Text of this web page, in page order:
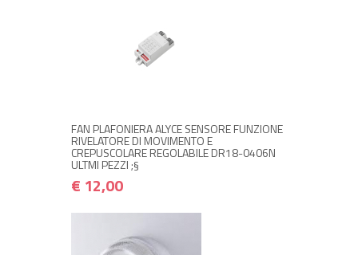
FAN PLAFONIERA ALYCE SENSORE FUNZIONE
RIVELATORE DI MOVIMENTO E
CREPUSCOLARE REGOLABILE DR18-0406N
ULTMI PEZZI ;§
€ 12,00
+ ACQUISTA